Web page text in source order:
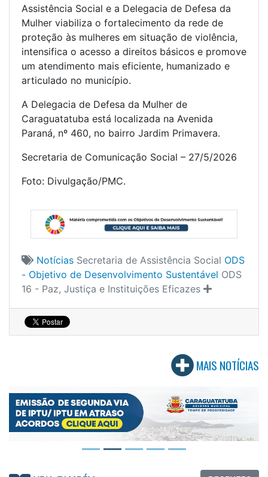
Assistência Social e a Delegacia de Defesa da
Mulher viabiliza o fortalecimento da rede de
proteção às mulheres em situação de violência,
intensifica o acesso a direitos básicos e promove
um atendimento mais eficiente, humanizado e
articulado no município.
A Delegacia de Defesa da Mulher de
Caraguatatuba está localizada na Avenida
Paraná, nº 460, no bairro Jardim Primavera.
Secretaria de Comunicação Social – 27/5/2026
Foto: Divulgação/PMC.
Notícias Secretaria de Assistência Social ODS
- Objetivo de Desenvolvimento Sustentável ODS
16 - Paz, Justiça e Instituições Eficazes
MAIS NOTÍCIAS